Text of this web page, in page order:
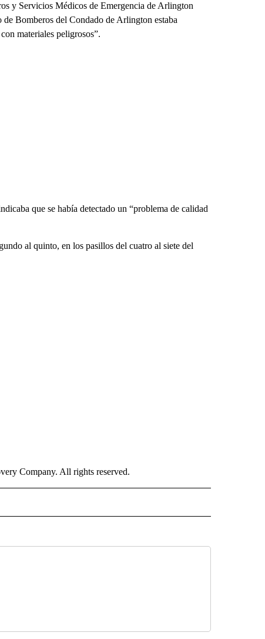
y Servicios Médicos de Emergencia de Arlington
Bomberos del Condado de Arlington estaba
materiales peligrosos”.
que se había detectado un “problema de calidad
al quinto, en los pasillos del cuatro al siete del
Company. All rights reserved.
TO RECEIVE NOTIFICATIONS ABOUT NEW PAGES ON "CNN-SPANISH".